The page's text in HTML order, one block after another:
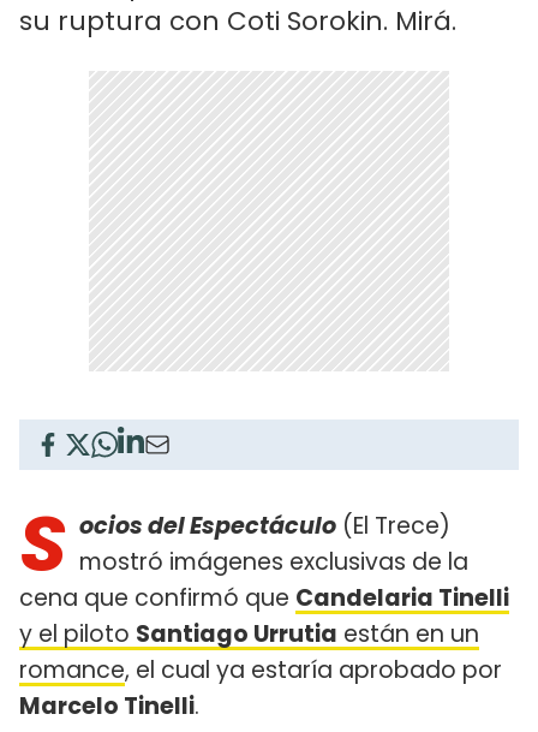
su ruptura con Coti Sorokin. Mirá.
S ocios del Espectáculo (El Trece)
mostró imágenes exclusivas de la
cena que confirmó que Candelaria Tinelli
y el piloto Santiago Urrutia están en un
romance, el cual ya estaría aprobado por
Marcelo Tinelli.